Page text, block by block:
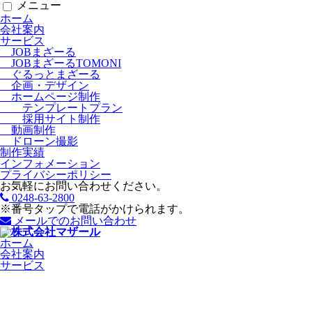
メニュー
ホーム
会社案内
サービス
JOBまざーる
JOBまざーるTOMONI
ぐるっとまざーる
企画・デザイン
ホームページ制作
テンプレートプラン
採用サイト制作
動画制作
ドローン撮影
制作実績
インフォメーション
プライバシーポリシー
お気軽にお問い合わせください。
0248-63-2800
※番号タップで電話がかけられます。
メールでのお問い合わせ
ホーム
会社案内
サービス